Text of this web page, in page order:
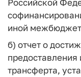
Российской
иной
б) отчет о
трансферта,